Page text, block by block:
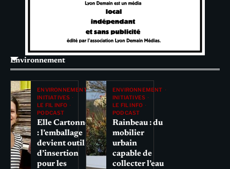
Environnement
ENVIRONNEMENT
INITIATIVES
LE FIL INFO
PODCAST
Elle Cartonne
: l’emballage
devient outil
d’insertion
pour les
ENVIRONNEMENT
INITIATIVES
LE FIL INFO
PODCAST
Rainbeau : du
mobilier
urbain
capable de
collecter l’eau